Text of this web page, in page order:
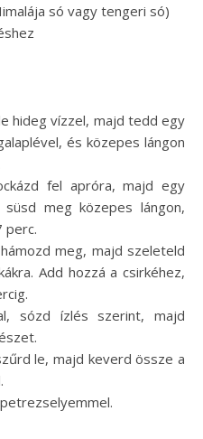
só vagy tengeri só)
hideg vízzel, majd tedd egy
és közepes lángon
fel apróra, majd egy
meg közepes lángon,
perc.
meg, majd szeleteld
Add hozzá a csirkéhez,
sózd ízlés szerint, majd
le, majd keverd össze a